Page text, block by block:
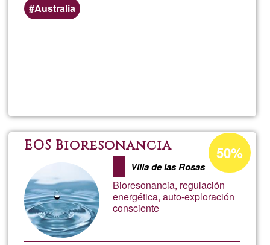
Australia
Sainz
EOS Bioresonancia
Villa de las Rosas
Bioresonancia, regulación
energética, auto-exploración
consciente
Percentuale
di
accettazione
del
50%